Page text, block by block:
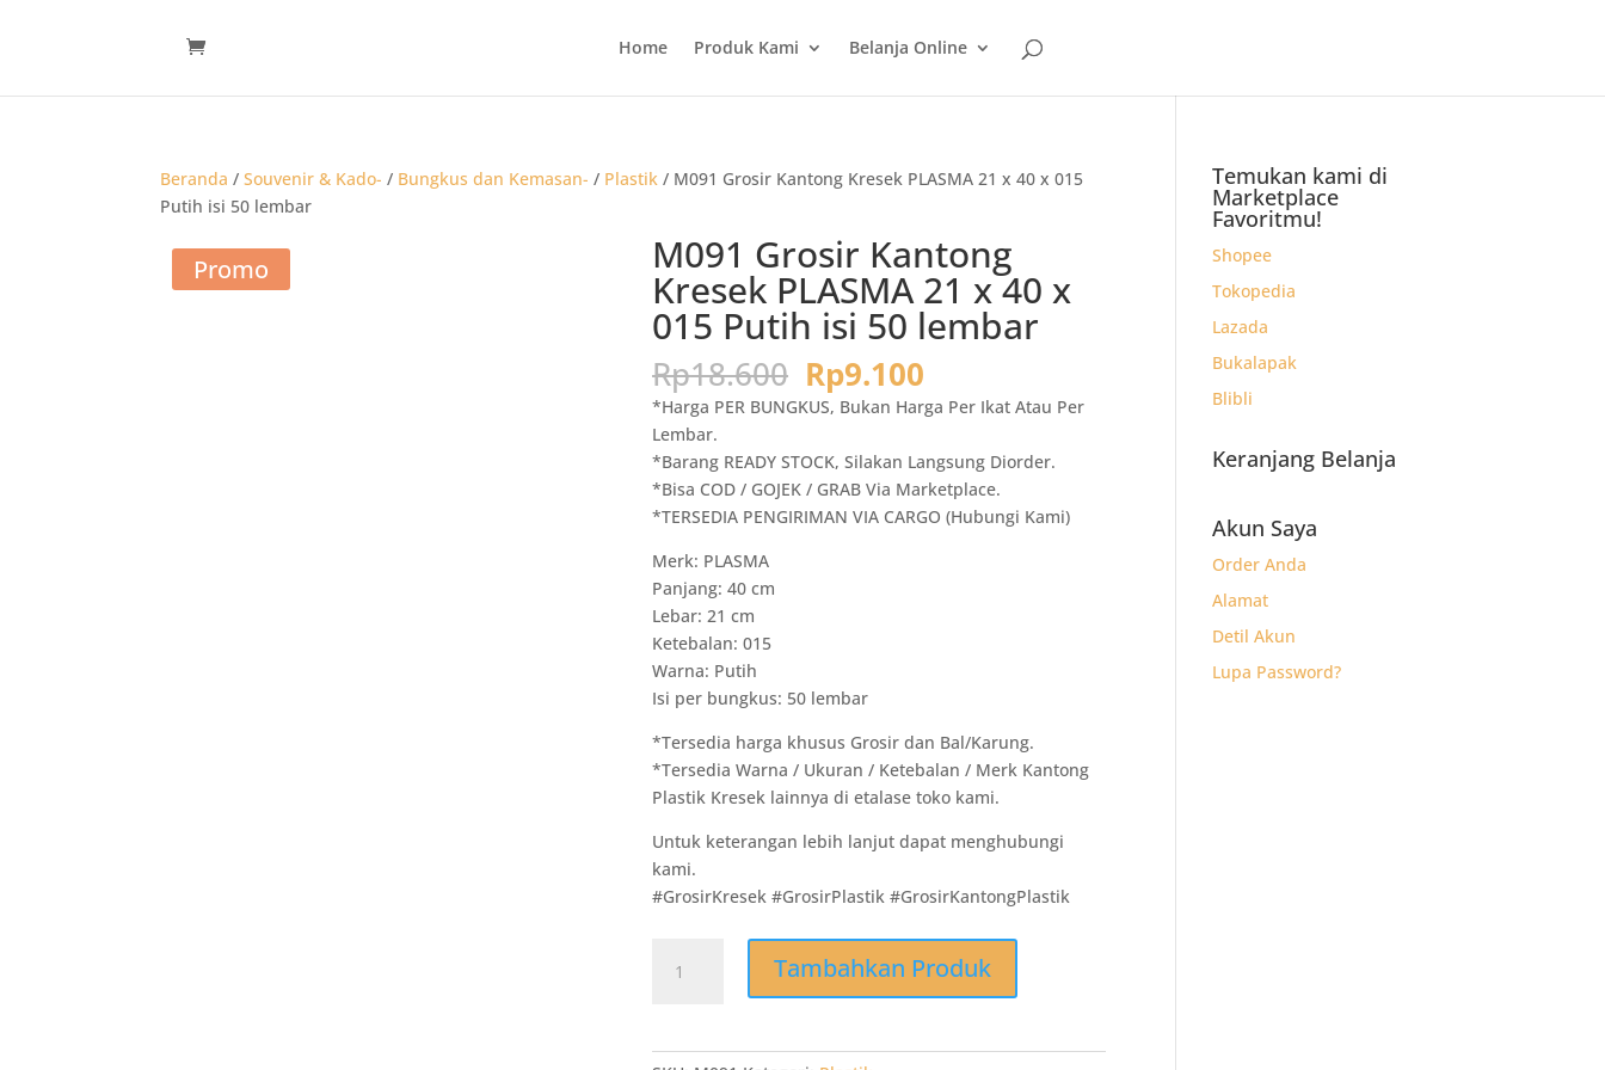
Home Produk Kami Belanja Online
Beranda /Souvenir & Kado- / Bungkus dan Kemasan- / Plastik / M091 Grosir Kantong Kresek PLASMA 21 x 40 x 015
Putih isi 50 lembar
Promo M091 Grosir Kantong
Kresek PLASMA 21 x 40 x
015 Putih isi 50 lembar
Rp18.600 Harga
aslinya
adalah:
Rp18.600.
Rp9.100
saat
ini
adalah:
Rp9.100.
*Harga PER BUNGKUS, Bukan Harga Per Ikat Atau Per
Lembar.
*Barang READY STOCK, Silakan Langsung Diorder.
*Bisa COD / GOJEK / GRAB Via Marketplace.
*TERSEDIA PENGIRIMAN VIA CARGO (Hubungi Kami)
Merk: PLASMA
Panjang: 40 cm
Lebar: 21 cm
Ketebalan: 015
Warna: Putih
Isi per bungkus: 50 lembar
*Tersedia harga khusus Grosir dan Bal/Karung.
*Tersedia Warna / Ukuran / Ketebalan / Merk Kantong
Plastik Kresek lainnya di etalase toko kami.
Untuk keterangan lebih lanjut dapat menghubungi
kami.
#GrosirKresek #GrosirPlastik #GrosirKantongPlastik
M091
Tambahkan Produk
Temukan kami di
Marketplace
Favoritmu!
Shopee
Tokopedia
Lazada
Bukalapak
Blibli
Keranjang Belanja
Akun Saya
Order Anda
Alamat
Detil Akun
Lupa Password?